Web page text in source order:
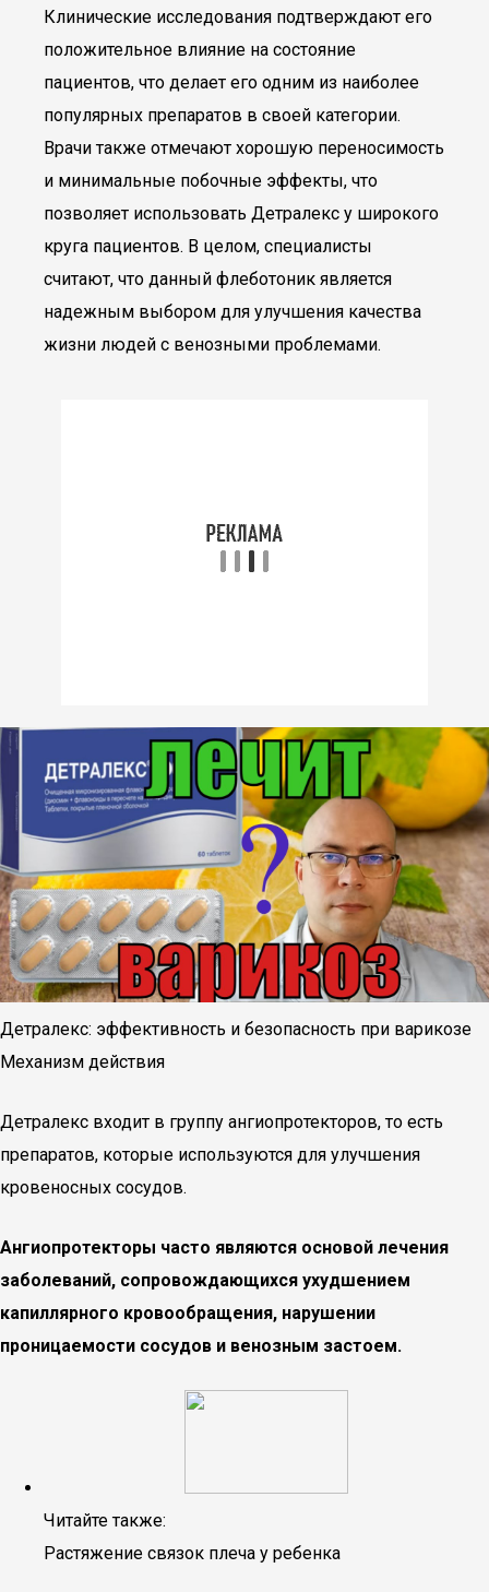
Клинические исследования подтверждают его
положительное влияние на состояние
пациентов, что делает его одним из наиболее
популярных препаратов в своей категории.
Врачи также отмечают хорошую переносимость
и минимальные побочные эффекты, что
позволяет использовать Детралекс у широкого
круга пациентов. В целом, специалисты
считают, что данный флеботоник является
надежным выбором для улучшения качества
жизни людей с венозными проблемами.
Детралекс: эффективность и безопасность при варикозе
Механизм действия
Детралекс входит в группу ангиопротекторов, то есть
препаратов, которые используются для улучшения
кровеносных сосудов.
Ангиопротекторы часто являются основой лечения
заболеваний, сопровождающихся ухудшением
капиллярного кровообращения, нарушении
проницаемости сосудов и венозным застоем.
Читайте также:
Растяжение связок плеча у ребенка